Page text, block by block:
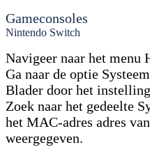
Gameconsoles
Nintendo Switch
Navigeer naar het menu
Ga naar de optie
Blader door het
Zoek naar het gedeelte
het MAC-adres adres
weergegeven.